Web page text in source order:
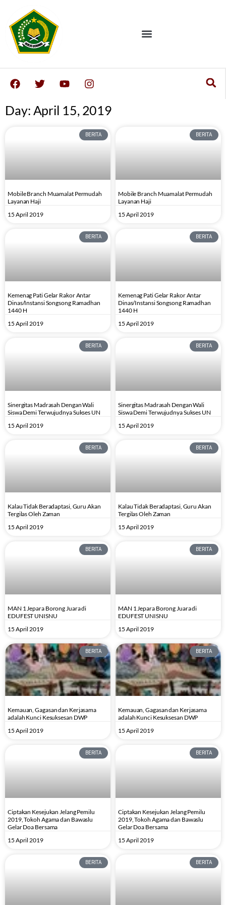
Day: April 15, 2019
BERITA
Mobile Branch Muamalat Permudah
Layanan Haji
15 April 2019
BERITA
Mobile Branch Muamalat Permudah
Layanan Haji
15 April 2019
BERITA
Kemenag Pati Gelar Rakor Antar
Dinas/Instansi Songsong Ramadhan
1440 H
15 April 2019
BERITA
Kemenag Pati Gelar Rakor Antar
Dinas/Instansi Songsong Ramadhan
1440 H
15 April 2019
BERITA
Sinergitas Madrasah Dengan Wali
Siswa Demi Terwujudnya Sukses UN
15 April 2019
BERITA
Sinergitas Madrasah Dengan Wali
Siswa Demi Terwujudnya Sukses UN
15 April 2019
BERITA
Kalau Tidak Beradaptasi, Guru Akan
Tergilas Oleh Zaman
15 April 2019
BERITA
Kalau Tidak Beradaptasi, Guru Akan
Tergilas Oleh Zaman
15 April 2019
BERITA
MAN 1 Jepara Borong Juara di
EDUFEST UNISNU
15 April 2019
BERITA
MAN 1 Jepara Borong Juara di
EDUFEST UNISNU
15 April 2019
BERITA
Kemauan, Gagasan dan Kerjasama
adalah Kunci Kesuksesan DWP
15 April 2019
BERITA
Kemauan, Gagasan dan Kerjasama
adalah Kunci Kesuksesan DWP
15 April 2019
BERITA
Ciptakan Kesejukan Jelang Pemilu
2019, Tokoh Agama dan Bawaslu
Gelar Doa Bersama
15 April 2019
BERITA
Ciptakan Kesejukan Jelang Pemilu
2019, Tokoh Agama dan Bawaslu
Gelar Doa Bersama
15 April 2019
BERITA BERITA